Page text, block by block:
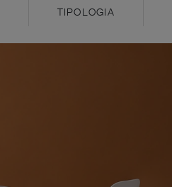
TIPOLOGIA